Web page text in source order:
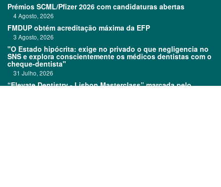
Prémios SCML/Pfizer 2026 com candidaturas abertas
4 Agosto, 2026
FMDUP obtém acreditação máxima da EFP
3 Agosto, 2026
"O Estado hipócrita: exige no privado o que negligencia no
SNS e explora conscientemente os médicos dentistas com o
cheque-dentista"
31 Julho, 2026
“Elevate Dentistry - Lisbon Masterclass” marcada pelo